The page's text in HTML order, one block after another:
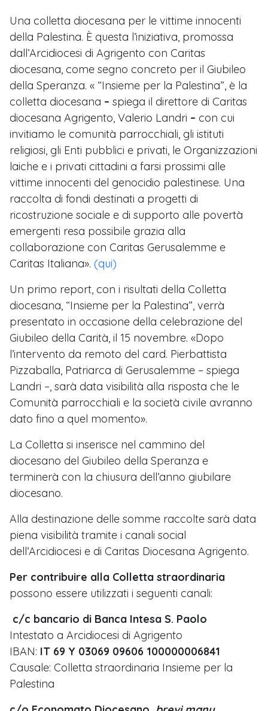
Una colletta diocesana per le vittime innocenti
della Palestina. È questa l’iniziativa, promossa
dall’Arcidiocesi di Agrigento con Caritas
diocesana, come segno concreto per il Giubileo
della Speranza. « “Insieme per la Palestina”, è la
colletta diocesana – spiega il direttore di Caritas
diocesana Agrigento, Valerio Landri – con cui
invitiamo le comunità parrocchiali, gli istituti
religiosi, gli Enti pubblici e privati, le Organizzazioni
laiche e i privati cittadini a farsi prossimi alle
vittime innocenti del genocidio palestinese. Una
raccolta di fondi destinati a progetti di
ricostruzione sociale e di supporto alle povertà
emergenti resa possibile grazia alla
collaborazione con Caritas Gerusalemme e
Caritas Italiana». (qui)
Un primo report, con i risultati della Colletta
diocesana, “Insieme per la Palestina”, verrà
presentato in occasione della celebrazione del
Giubileo della Carità, il 15 novembre. «Dopo
l’intervento da remoto del card. Pierbattista
Pizzaballa, Patriarca di Gerusalemme – spiega
Landri –, sarà data visibilità alla risposta che le
Comunità parrocchiali e la società civile avranno
dato fino a quel momento».
La Colletta si inserisce nel cammino del
diocesano del Giubileo della Speranza e
terminerà con la chiusura dell’anno giubilare
diocesano.
Alla destinazione delle somme raccolte sarà data
piena visibilità tramite i canali social
dell’Arcidiocesi e di Caritas Diocesana Agrigento.
Per contribuire alla Colletta straordinaria
possono essere utilizzati i seguenti canali:
c/c bancario di Banca Intesa S. Paolo
Intestato a Arcidiocesi di Agrigento
IBAN: IT 69 Y 03069 09606 100000006841
Causale: Colletta straordinaria Insieme per la
Palestina